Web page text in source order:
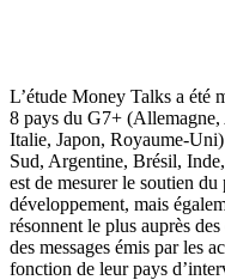
L’étude Money Talks a été
8 pays du G7+ (Allemagne,
Italie, Japon, Royaume-
Sud, Argentine, Brésil,
est de mesurer le soutien
développement, mais
résonnent le plus auprès
des messages émis par les
fonction de leur pays